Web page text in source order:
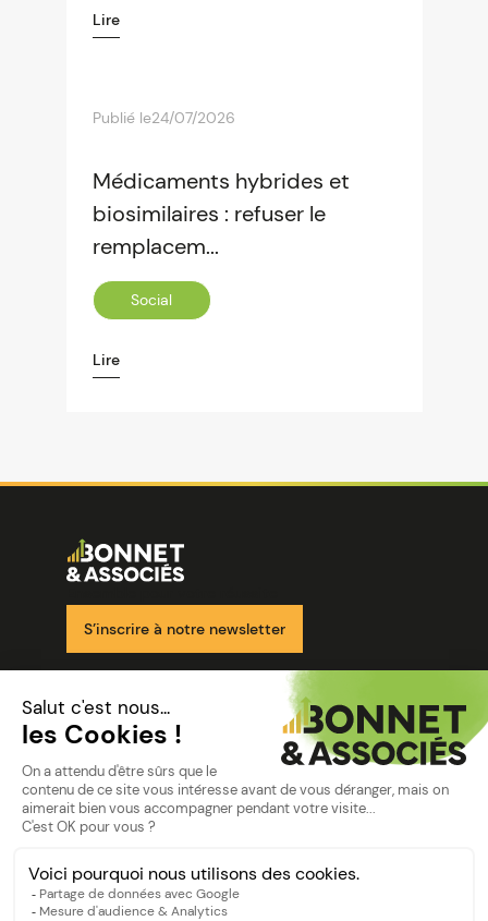
Lire
Publié le24/07/2026
Médicaments hybrides et
biosimilaires : refuser le
remplacem...
Social
Lire
Image
S’inscrire à notre newsletter
Nos solutions
Nos cabinets
Mon espace client
Politique de confidentialité
©Bonnet2023